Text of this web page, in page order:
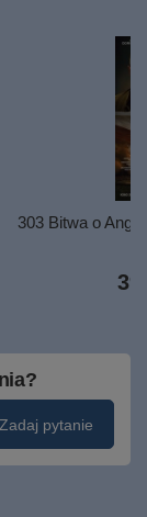
303 Bitwa o
Zadaj pytanie